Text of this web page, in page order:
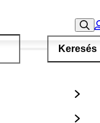
Keresés